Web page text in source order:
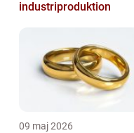
industriproduktion
09 maj 2026